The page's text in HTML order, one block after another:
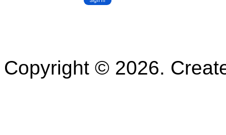
Copyright © 2026.